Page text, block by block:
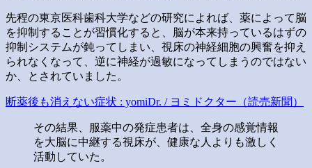
先程の東京医科歯科大学などの研究によれば、薬によって脳
を抑制することが習慣化すると、脳が本来持っているはずの
抑制システムが鈍ってしまい、視床の神経細胞の興奮を抑え
られなくなって、逆に神経が過敏になってしまうのではない
か、とされていました。
断薬後も消えない症状 : yomiDr. / ヨミドクター（読売新聞）
その結果、服薬中の発症患者は、全身の感覚情報
を大脳に中継する視床が、健康な人よりも激しく
活動していた。